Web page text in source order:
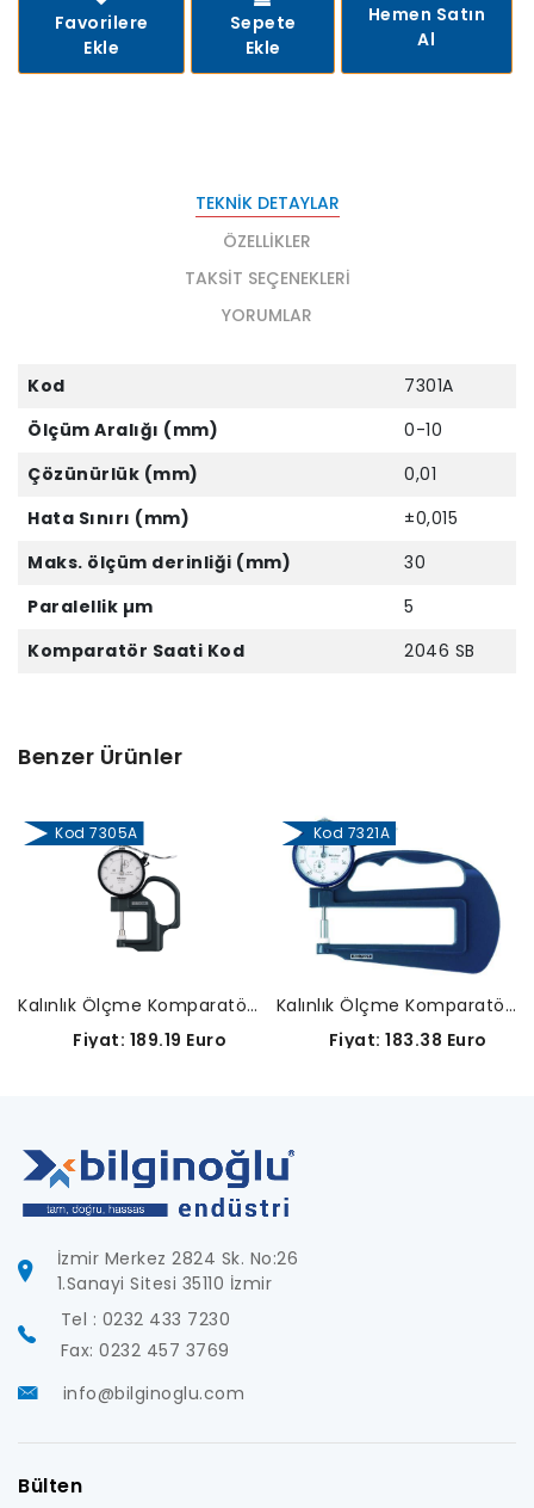
Favorilere
Ekle
Sepete
Ekle
Hemen Satın
Al
TEKNIK DETAYLAR
ÖZELLIKLER
TAKSIT SEÇENEKLERI
YORUMLAR
Kod
7301A
Ölçüm Aralığı (mm)
0-10
Çözünürlük (mm)
0,01
Hata Sınırı (mm)
±0,015
Maks. ölçüm derinliği (mm)
30
Paralellik µm
5
Komparatör Saati Kod
2046 SB
Benzer Ürünler
Kod 7305A
Kalınlık Ölçme Komparatörleri (Hafif yapılı analog komparatör saati)(Disk ölçüm yüzeyleri seramiktendir)-7305A
Fiyat: 189.19 Euro
Kod 7321A
Kalınlık Ölçme Komparatörleri (Hafif yapılı analog komparatör saati)(Geniş çıkıntı ve disk ölçüm yüzeyleri seramiktendir)-7321A
Fiyat: 183.38 Euro
İzmir Merkez 2824 Sk. No:26
1.Sanayi Sitesi 35110 İzmir
Tel : 0232 433 7230
Fax: 0232 457 3769
info@bilginoglu.com
Bülten